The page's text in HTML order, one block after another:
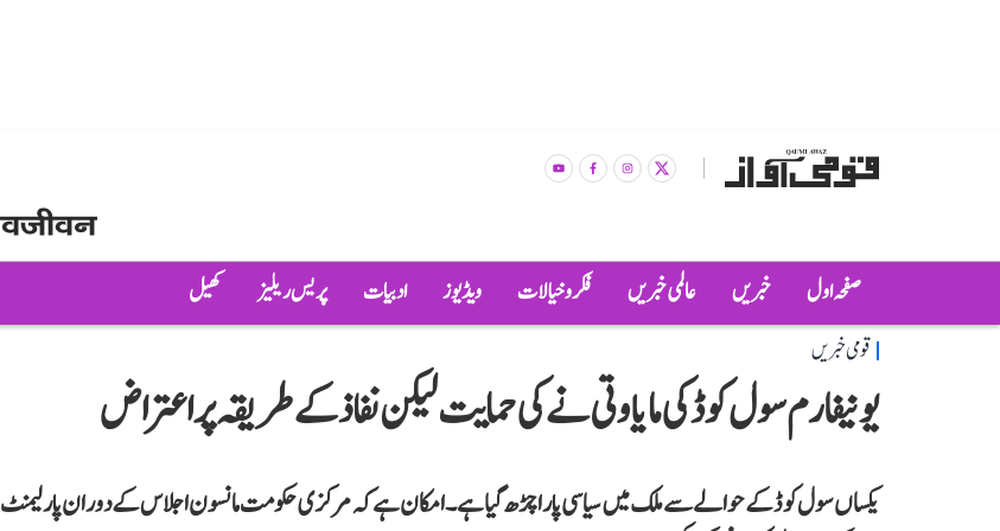
صفحہ اول خبریں عالمی خبریں فکر و خیالات ویڈیوز ادبیات پریس ریلیز کھیل
قومی خبریں
یونیفارم سول کوڈ کی مایاوتی نے کی حمایت لیکن نفاذ کے طریقہ پر اعتراض
یکساں سول کوڈ کے حوالے سے ملک میں سیاسی پارا چڑھ گیا ہے۔ امکان ہے کہ مرکزی حکومت مانسون اجلاس کے دوران پارلیمنٹ